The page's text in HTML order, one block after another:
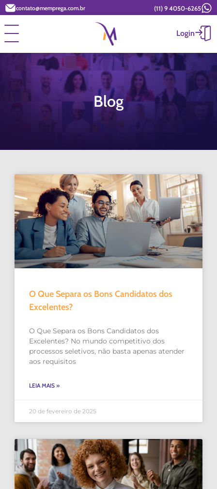
contato@memprega.com.br (11) 9 4050-6265
Login
Blog
O Que Separa os Bons Candidatos dos
Excelentes?
O Que Separa os Bons Candidatos dos
Excelentes? No mundo competitivo dos
processos seletivos, não basta apenas atender
aos requisitos
LEIA MAIS »
20 de fevereiro de 2025